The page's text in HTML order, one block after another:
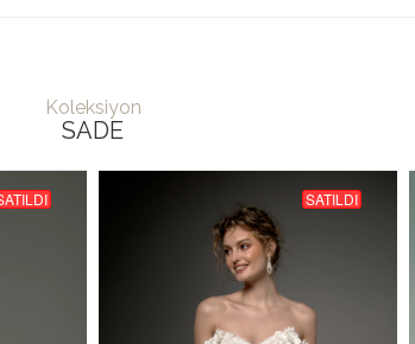
Koleksiyon
SADE
SATILDI